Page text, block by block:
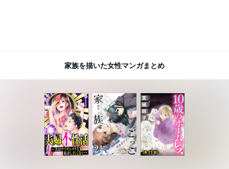
家族を描いた女性マンガまとめ